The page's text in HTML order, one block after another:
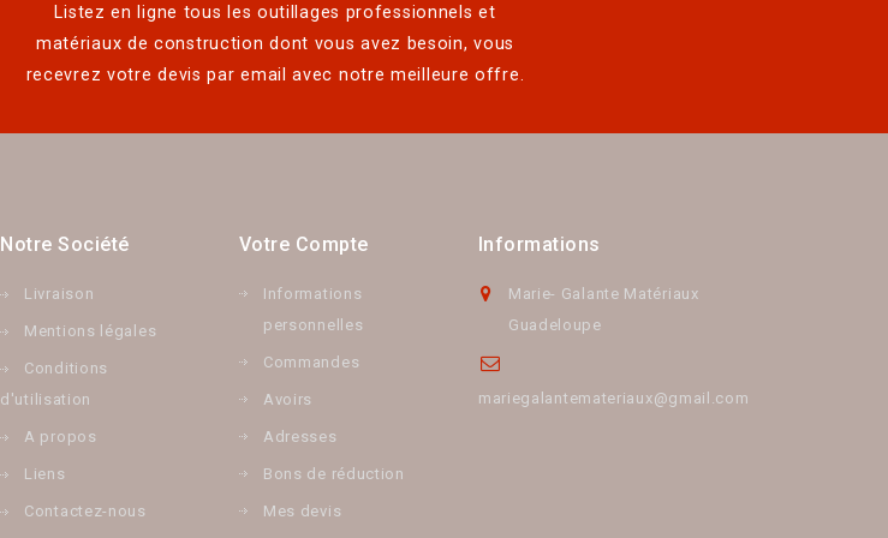
Listez en ligne tous les outillages professionnels et
matériaux de construction dont vous avez besoin, vous
recevrez votre devis par email avec notre meilleure offre.
Notre Société
Livraison
Mentions légales
Conditions
d'utilisation
A propos
Liens
Contactez-nous
Votre Compte
Informations
personnelles
Commandes
Avoirs
Adresses
Bons de réduction
Mes devis
Informations
Marie- Galante Matériaux
Guadeloupe
mariegalantemateriaux@gmail.com